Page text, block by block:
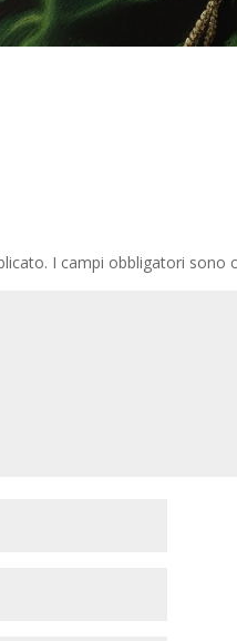
I campi obbligatori sono